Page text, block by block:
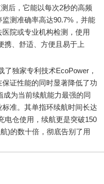
后，它能以每次2秒的高频
测准确率高达90.7%，并能
院或专业机构检测，使用
携、舒适、方便且易于上
独家专利技术EcoPower，
证性能的同时显著降低了功
成为当前续航能力最强的同
准。其单指环续航时间长达
电仓使用，续航更是突破150
)的数十倍，彻底告别了用